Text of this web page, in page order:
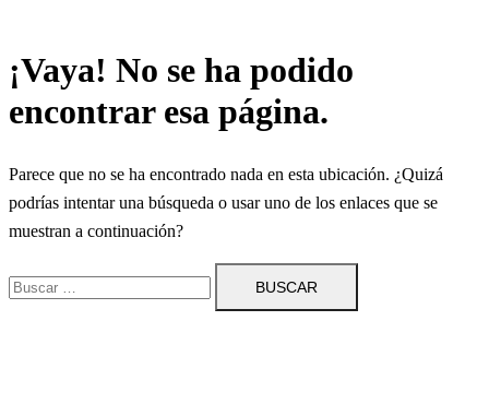
¡Vaya! No se ha podido
encontrar esa página.
Parece que no se ha encontrado nada en esta ubicación. ¿Quizá
podrías intentar una búsqueda o usar uno de los enlaces que se
muestran a continuación?
Buscar: